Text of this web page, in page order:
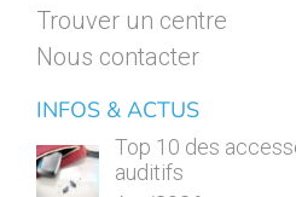
Trouver un centre
Nous contacter
INFOS & ACTUS
Top 10 des
auditifs